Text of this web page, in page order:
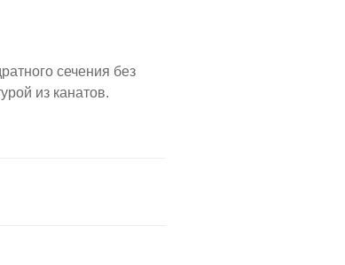
сечения без
из канатов.